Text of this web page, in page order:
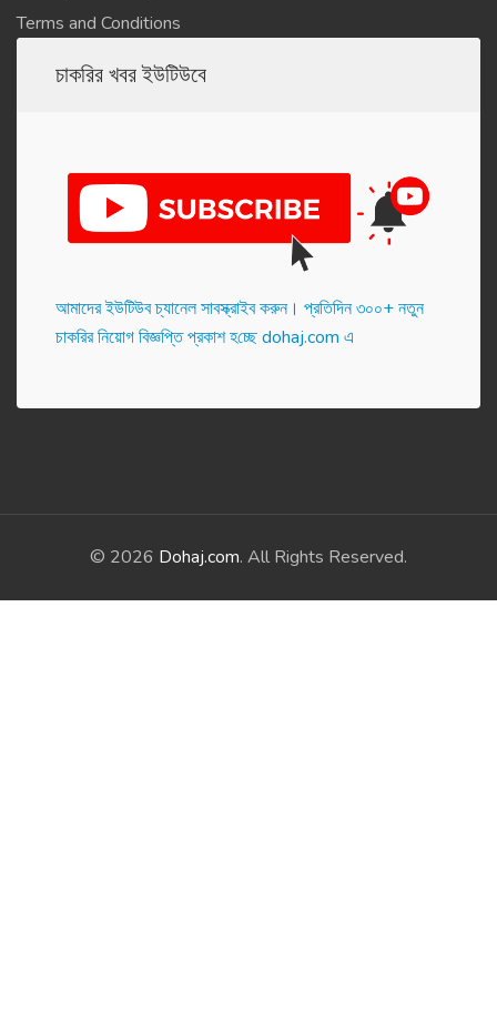
Terms and Conditions
চাকরির খবর ইউটিউবে
আমাদের ইউটিউব চ্যানেল সাবস্ক্রাইব করুন। প্র‌তি‌দিন ৩০০+ নতুন
চাকরির নিয়োগ বিজ্ঞপ্তি প্রকাশ হ‌চ্ছে dohaj.com এ
© 2026 Dohaj.com. All Rights Reserved.